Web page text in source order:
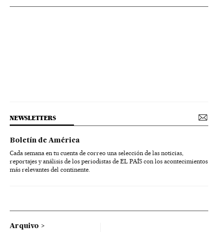
NEWSLETTERS
Boletín de América
Cada semana en tu cuenta de correo una selección de las noticias,
reportajes y análisis de los periodistas de EL PAÍS con los acontecimientos
más relevantes del continente.
Arquivo